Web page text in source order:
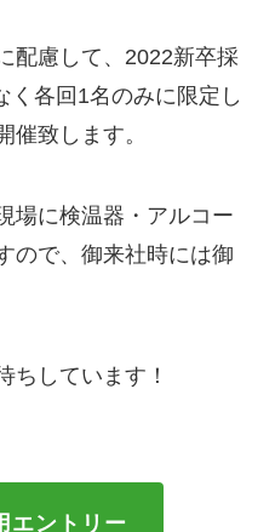
配慮して、2022新卒採
く各回1名のみに限定し
催致します。
場に検温器・アルコー
ので、御来社時には御
ちしています！
エントリー